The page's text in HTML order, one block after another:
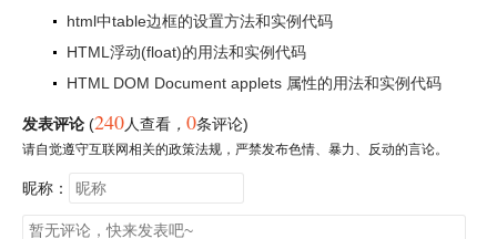
html中table边框的设置方法和实例代码
HTML浮动(float)的用法和实例代码
HTML DOM Document applets 属性的用法和实例代码
发表评论 (240人查看 ， 0条评论)
请自觉遵守互联网相关的政策法规，严禁发布色情、暴力、反动的言论。
昵称：